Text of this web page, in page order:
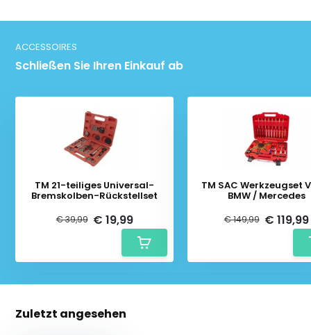
ACCESSOIRES
Schließen Sie Ihren Einkauf ab
TM 21-teiliges Universal-
Bremskolben-Rückstellset
€ 39,99 € 19,99
TM SAC Werkzeugset
BMW / Mercedes
€ 149,99 € 119,99
Zuletzt angesehen